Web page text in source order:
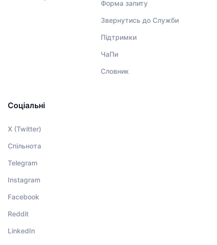
Форма запиту
Звернутись до Служби
Підтримки
ЧаПи
Словник
Соціальні
X (Twitter)
Спільнота
Telegram
Instagram
Facebook
Reddit
LinkedIn